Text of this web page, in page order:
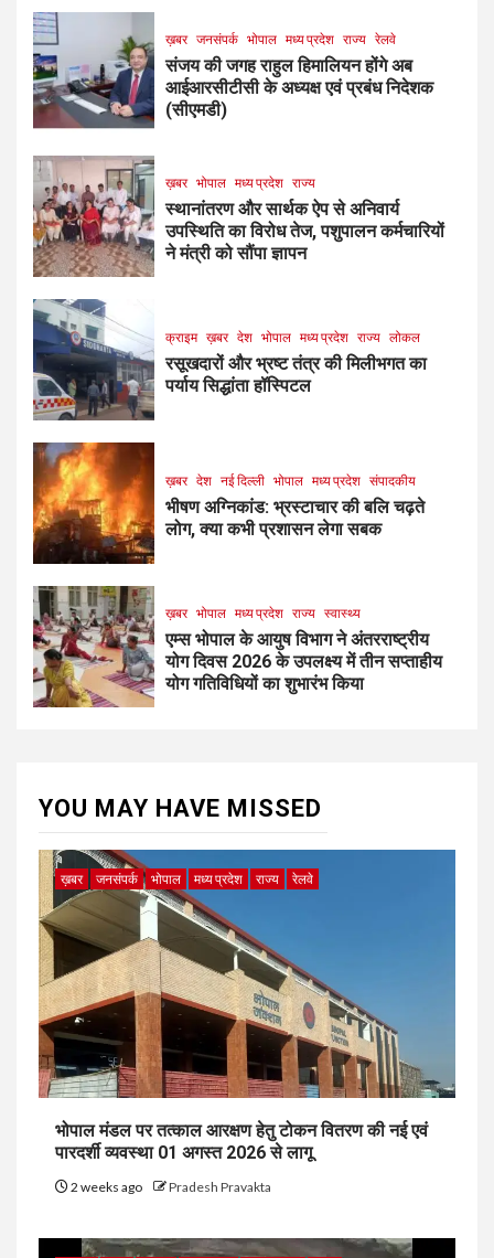
ख़बर जनसंपर्क भोपाल मध्य प्रदेश राज्य रेलवे
संजय की जगह राहुल हिमालियन होंगे अब
आईआरसीटीसी के अध्यक्ष एवं प्रबंध निदेशक
(सीएमडी)
ख़बर भोपाल मध्य प्रदेश राज्य
स्थानांतरण और सार्थक ऐप से अनिवार्य
उपस्थिति का विरोध तेज, पशुपालन कर्मचारियों
ने मंत्री को सौंपा ज्ञापन
क्राइम ख़बर देश भोपाल मध्य प्रदेश राज्य लोकल
रसूखदारों और भ्रष्ट तंत्र की मिलीभगत का
पर्याय सिद्धांता हॉस्पिटल
ख़बर देश नई दिल्ली भोपाल मध्य प्रदेश संपादकीय
भीषण अग्निकांड: भ्रस्टाचार की बलि चढ़ते
लोग, क्या कभी प्रशासन लेगा सबक
ख़बर भोपाल मध्य प्रदेश राज्य स्वास्थ्य
एम्स भोपाल के आयुष विभाग ने अंतरराष्ट्रीय
योग दिवस 2026 के उपलक्ष्य में तीन सप्ताहीय
योग गतिविधियों का शुभारंभ किया
YOU MAY HAVE MISSED
ख़बर जनसंपर्क भोपाल मध्य प्रदेश राज्य रेलवे
भोपाल मंडल पर तत्काल आरक्षण हेतु टोकन वितरण की नई एवं
पारदर्शी व्यवस्था 01 अगस्त 2026 से लागू
2 weeks ago Pradesh Pravakta